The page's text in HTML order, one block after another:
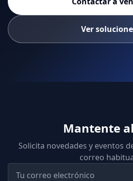
Ver
Mantente
Solicita novedades y eventos
correo